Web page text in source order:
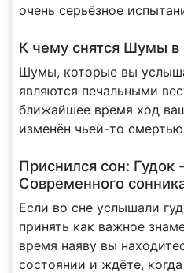
очень серьёзное
К чему снятся Шумы в
Шумы, которые вы
являются печальными
ближайшее время ход
изменён чьей-то
Приснился сон: Гудок
Современного
Если во сне услышали
принять как важное
время наяву вы
состоянии и ждёте,